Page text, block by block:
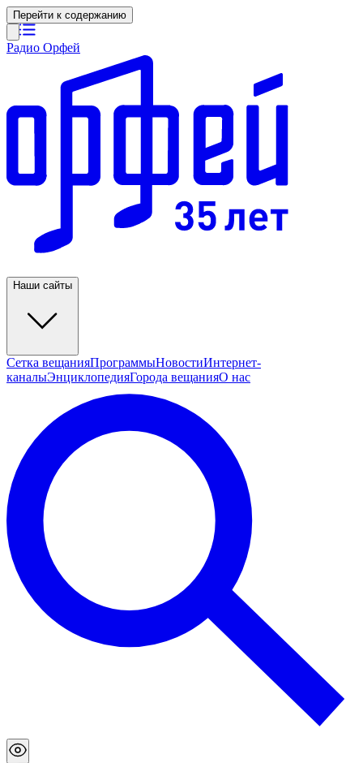
Перейти к содержанию
Радио Орфей
Наши сайты
Сетка вещанияПрограммыНовостиИнтернет-
каналыЭнциклопедияГорода вещанияО нас